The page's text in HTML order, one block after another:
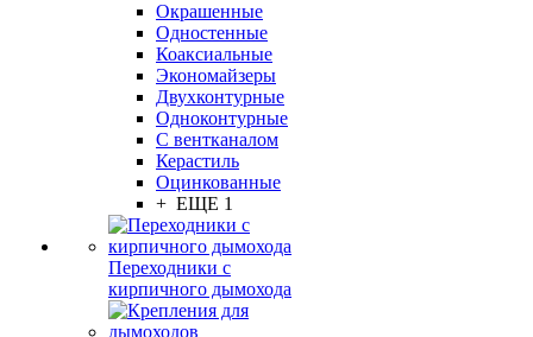
Окрашенные
Одностенные
Коаксиальные
Экономайзеры
Двухконтурные
Одноконтурные
С вентканалом
Керастиль
Оцинкованные
+ ЕЩЕ 1
Переходники с
кирпичного дымохода